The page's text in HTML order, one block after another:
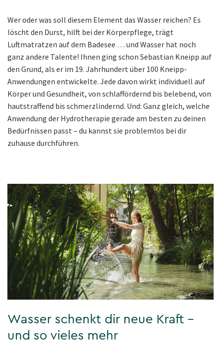
Wer oder was soll diesem Element das Wasser reichen? Es
löscht den Durst, hilft bei der Körperpflege, trägt
Luftmatratzen auf dem Badesee … und Wasser hat noch
ganz andere Talente! Ihnen ging schon Sebastian Kneipp auf
den Grund, als er im 19. Jahrhundert über 100 Kneipp-
Anwendungen entwickelte. Jede davon wirkt individuell auf
Körper und Gesundheit, von schlaffördernd bis belebend, von
hautstraffend bis schmerzlindernd. Und: Ganz gleich, welche
Anwendung der Hydrotherapie gerade am besten zu deinen
Bedürfnissen passt – du kannst sie problemlos bei dir
zuhause durchführen.
Wasser schenkt dir neue Kraft –
und so vieles mehr